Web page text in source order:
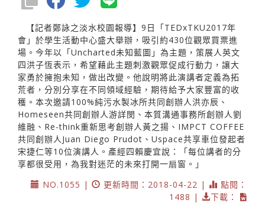
【記者鄭詠之淡水校園報導】9日「TEDxTKU2017年
會」於學生活動中心盛大舉辦，吸引約430位觀眾買票進
場。今年以「Uncharted未知藍圖」為主題，策展人英文
四洪子恆表示，希望藉此主題刺激觀眾促成行動力，讓大
家勇於擁抱未知，做出改變。他說明將此演講者定義為拓
荒者，分別分享在不同領域經驗，期待給予大家豐富的收
穫。本次邀請100%純污水製冰所共同創辦人洪亦辰、
Homeseen共同創辦人游詳閔、本質溝通事務所創辦人劉
維融、Re-think重新思考創辦人黃之揚、IMPCT COFFEE
共同創辦人Juan Diego Prudot、Uspace共享車位發起者
宋捷仁等10位演講人。產經四賴慶宜說：「每位講者的分
享都很受用，為我對迷茫的未來打開一扇窗。」
NO.1055 |
更新時間：2018-04-22 |
點閱：
1488 |
下載：